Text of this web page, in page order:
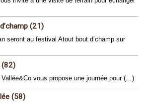
(21)
seront au festival Atout bout d’champ sur
(82)
vous propose une journée pour (…)
(58)